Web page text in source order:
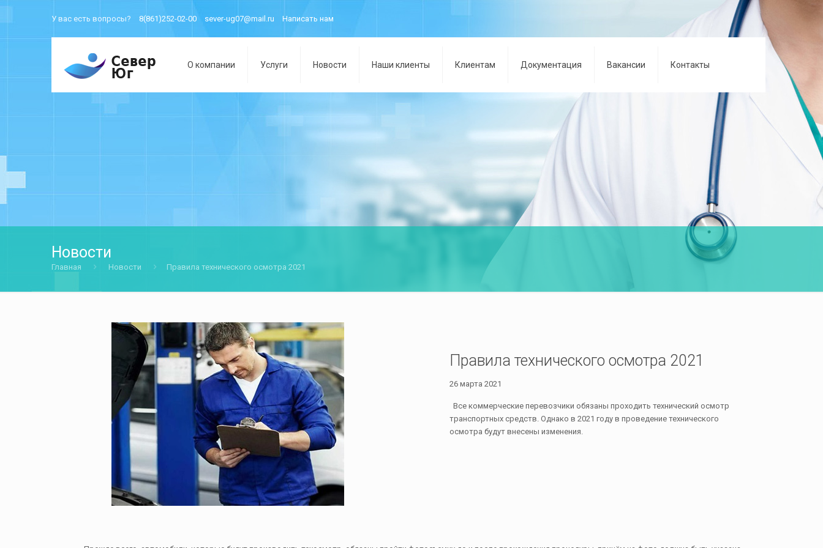
У вас есть вопросы? 8(861)252-02-00 sever-ug07@mail.ru Написать нам
О компании Услуги Новости Наши клиенты Клиентам Документация Вакансии Контакты
Новости
Главная Новости Правила технического осмотра 2021
Правила технического осмотра 2021
26 марта 2021
Все коммерческие перевозчики обязаны проходить технический осмотр
транспортных средств. Однако в 2021 году в проведение технического
осмотра будут внесены изменения.